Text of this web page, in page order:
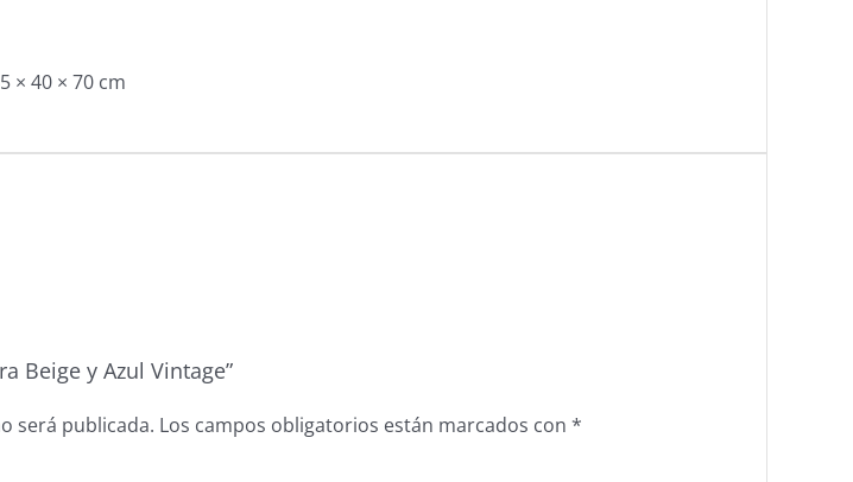
× 40 × 70 cm
Beige y Azul Vintage”
será publicada. Los campos obligatorios están marcados con *